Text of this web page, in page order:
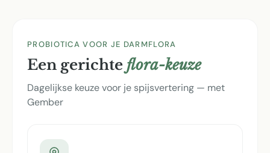
PROBIOTICA VOOR JE DARMFLORA
Een gerichte flora-keuze
Dagelijkse keuze voor je spijsvertering — met
Gember